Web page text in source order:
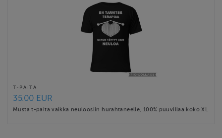
T-PAITA
35.00 EUR
Musta t-paita vaikka neuloosiin hurahtaneelle, 100% puuvillaa koko XL